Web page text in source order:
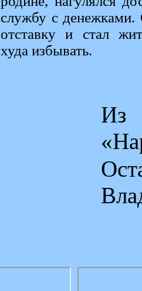
службу с
отставку и стал
худа избывать.
Из